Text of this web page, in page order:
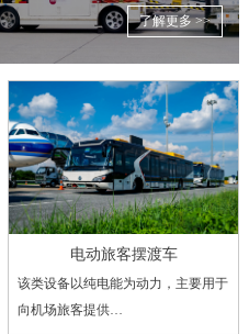
了解更多 >>
电动旅客摆渡车
该类设备以纯电能为动力，主要用于
向机场旅客提供…